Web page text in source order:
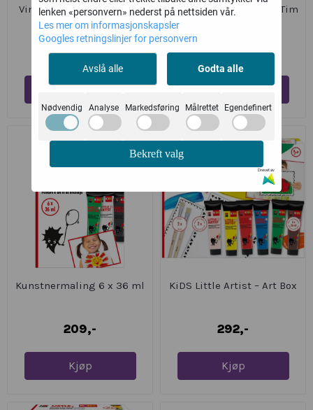
Vindusmaling - Dinosaur
349,-
Kjøp
Porselensmaling krus Tim
184,-
Kjøp
Kunstnermaling 6 x 36 ml
209,-
Kjøp
KiDS Little Artist – Art Box
292,-
Kjøp
lenken «personvern» nederst på nettsiden vår.
Les mer om informasjonskapsler
Googles retningslinjer for personvern
Avslå alle Godta alle
Nødvendig Analyse Markedsføring Målrettet Egendefinert
Bekreft valg
Drevet av